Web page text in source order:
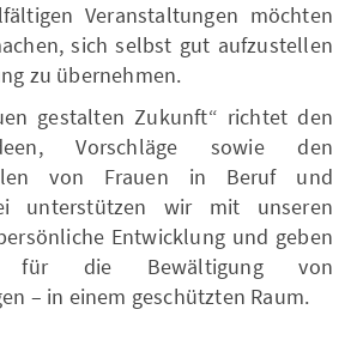
Veranstaltungen möchten
sich selbst gut aufzustellen
zu übernehmen.
gestalten Zukunft“ richtet den
Vorschläge sowie den
von Frauen in Beruf und
unterstützen wir mit unseren
Entwicklung und geben
für die Bewältigung von
– in einem geschützten Raum.